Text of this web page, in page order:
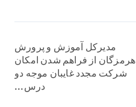
مدیرکل آموزش و پرورش
هرمزگان از فراهم شدن امکان
شرکت مجدد غایبان موجه دو
درس...